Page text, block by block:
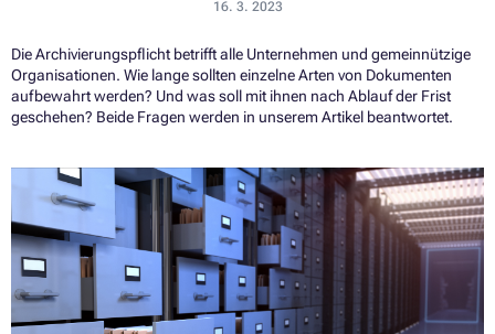
16. 3. 2023
Die Archivierungspflicht betrifft alle Unternehmen und gemeinnützige
Organisationen. Wie lange sollten einzelne Arten von Dokumenten
aufbewahrt werden? Und was soll mit ihnen nach Ablauf der Frist
geschehen? Beide Fragen werden in unserem Artikel beantwortet.